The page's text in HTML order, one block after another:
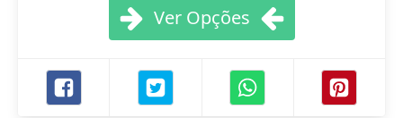
Ver Opções